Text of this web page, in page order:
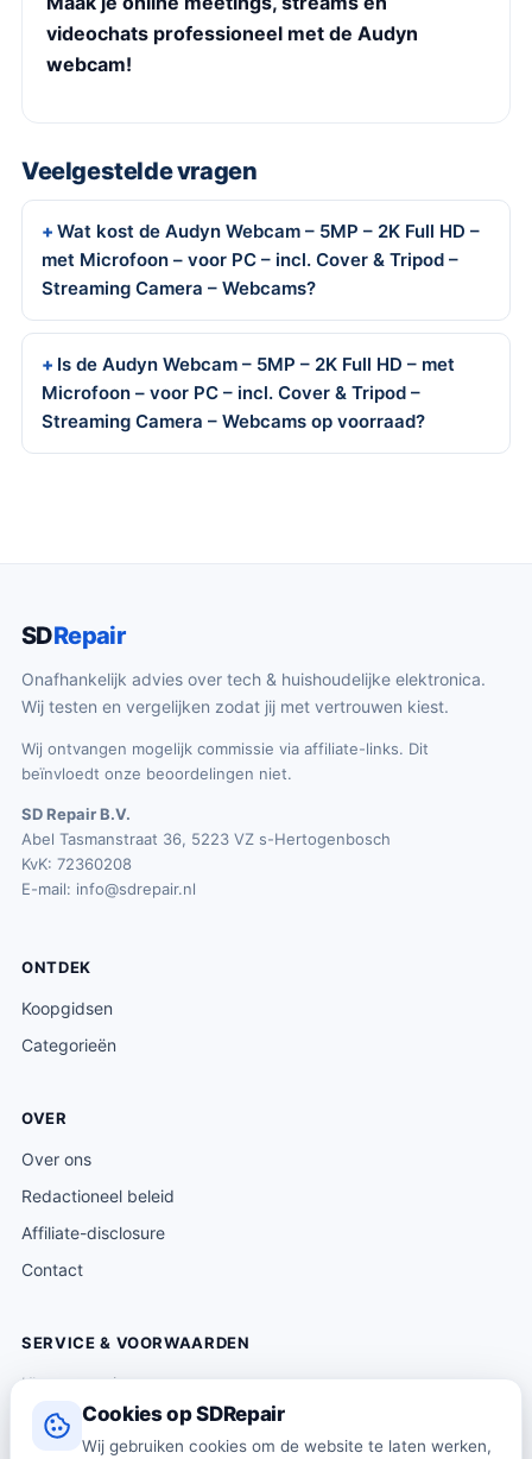
Cookies op SDRepair
Wij gebruiken cookies om de website te laten werken,
videochats professioneel met de Audyn
webcam!
Veelgestelde vragen
Wat kost de Audyn Webcam – 5MP – 2K Full HD –
met Microfoon – voor PC – incl. Cover & Tripod –
Streaming Camera – Webcams?
Is de Audyn Webcam – 5MP – 2K Full HD – met
Microfoon – voor PC – incl. Cover & Tripod –
Streaming Camera – Webcams op voorraad?
SDRepair
Onafhankelijk advies over tech & huishoudelijke elektronica.
Wij testen en vergelijken zodat jij met vertrouwen kiest.
Wij ontvangen mogelijk commissie via affiliate-links. Dit
beïnvloedt onze beoordelingen niet.
SD Repair B.V.
Abel Tasmanstraat 36, 5223 VZ s-Hertogenbosch
KvK: 72360208
E-mail: info@sdrepair.nl
ONTDEK
Koopgidsen
Categorieën
OVER
Over ons
Redactioneel beleid
Affiliate-disclosure
Contact
SERVICE & VOORWAARDEN
Klantenservice
Verzending & levering